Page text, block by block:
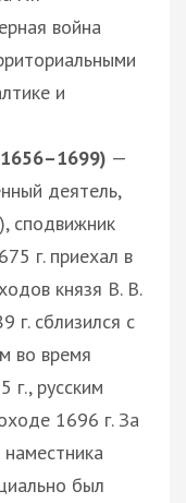
война
и
—
деятель,
сподвижник
г. приехал в
князя В. В.
г. сблизился с
во время
г., русским
1696 г. За
был